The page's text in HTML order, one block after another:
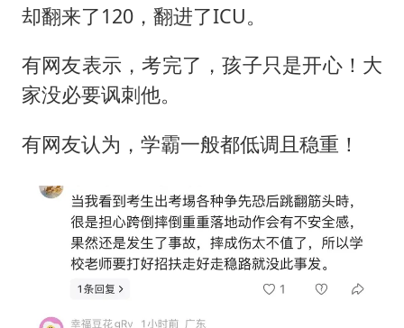
却翻来了120，翻进了ICU。
有网友表示，考完了，孩子只是开心！大
家没必要讽刺他。
有网友认为，学霸一般都低调且稳重！